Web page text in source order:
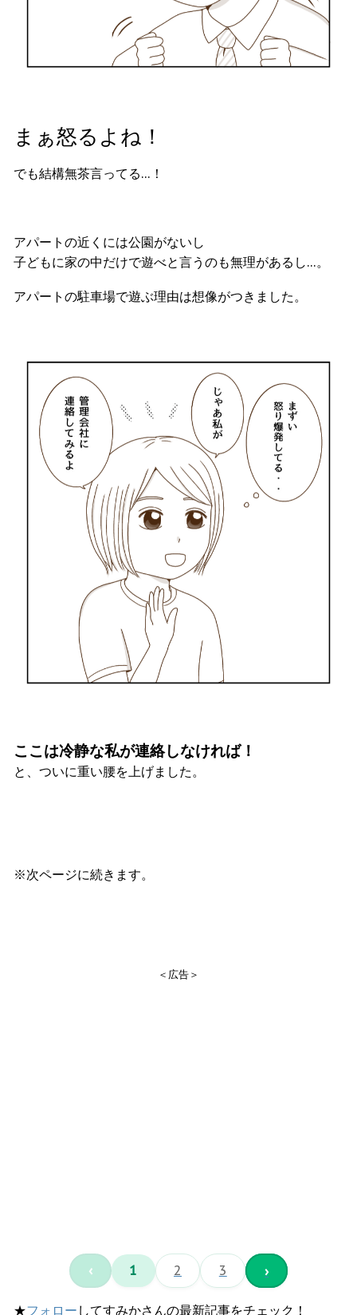
まぁ怒るよね！
でも結構無茶言ってる…！
アパートの近くには公園がないし
子どもに家の中だけで遊べと言うのも無理があるし…。
アパートの駐車場で遊ぶ理由は想像がつきました。
ここは冷静な私が連絡しなければ！
と、ついに重い腰を上げました。
※次ページに続きます。
＜広告＞
‹ 1 2 3 ›
★フォロー してすみかさんの最新記事をチェック！